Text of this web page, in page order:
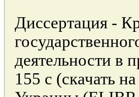
Диссертация -
деятельности в
155 с (скачать